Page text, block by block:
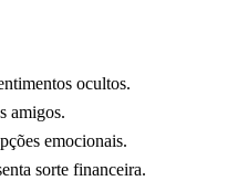
ocultos.
amigos.
emocionais.
sorte financeira.